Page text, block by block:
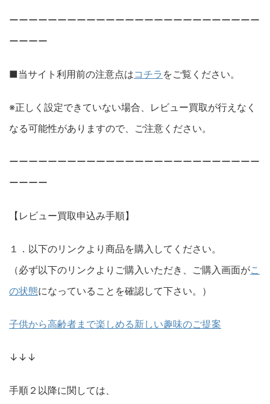
ーーーーーーーーーーーーーーーーーーーーーーーーーー
ーーーー
■当サイト利用前の注意点はコチラ をご覧ください。
※正しく設定できていない場合、レビュー買取が行えなく
なる可能性がありますので、ご注意ください。
ーーーーーーーーーーーーーーーーーーーーーーーーーー
ーーーー
【レビュー買取申込み手順】
１．以下のリンクより商品を購入してください。
（必ず以下のリンクよりご購入いただき、ご購入画面がこ
の状態になっていることを確認して下さい。）
子供から高齢者まで楽しめる新しい趣味のご提案
↓↓↓
手順２以降に関しては、